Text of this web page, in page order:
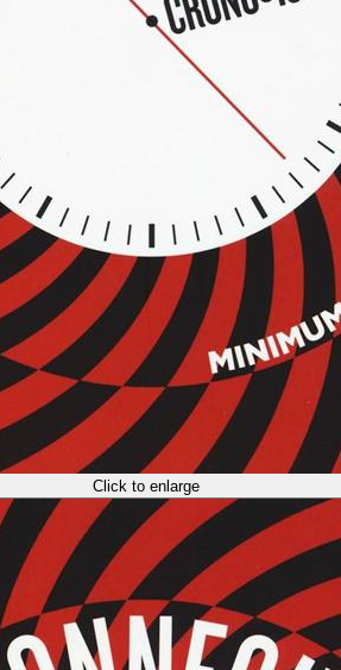
Click to enlarge